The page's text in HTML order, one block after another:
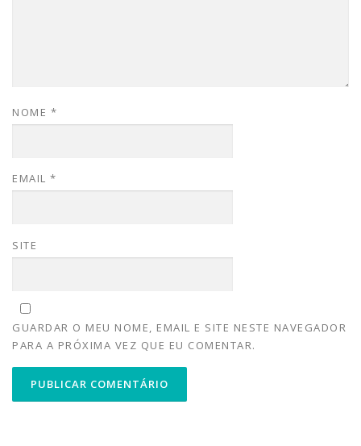
NOME *
EMAIL *
SITE
GUARDAR O MEU NOME, EMAIL E SITE NESTE NAVEGADOR
PARA A PRÓXIMA VEZ QUE EU COMENTAR.